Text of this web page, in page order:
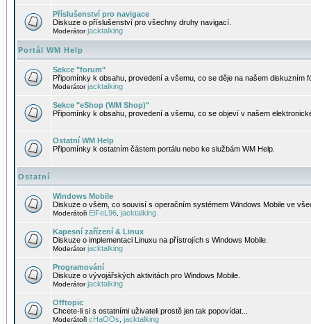
Příslušenství pro navigace
Diskuze o příslušenství pro všechny druhy navigací.
Moderátorjacktalking
Portál WM Help
Sekce "forum"
Připomínky k obsahu, provedení a všemu, co se děje na našem diskuzním
Moderátorjacktalking
Sekce "eShop (WM Shop)"
Připomínky k obsahu, provedení a všemu, co se objeví v našem
Ostatní WM Help
Připomínky k ostatním částem portálu nebo ke službám WM Help.
Ostatní
Windows Mobile
Diskuze o všem, co souvisí s operačním systémem Windows Mobile ve
Moderátoři EiFeL96 jacktalking
Kapesní zařízení & Linux
Diskuze o implementaci Linuxu na přístrojích s Windows Mobile.
Moderátorjacktalking
Programování
Diskuze o vývojářských aktivitách pro Windows Mobile.
Moderátorjacktalking
Offtopic
Chcete-li si s ostatními uživateli prostě jen tak popovídat...
Moderátoři cHaOOs jacktalking